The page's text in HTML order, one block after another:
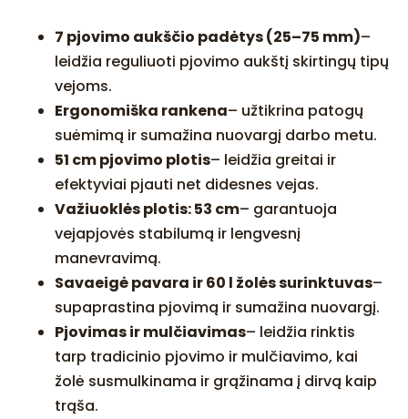
7 pjovimo aukščio padėtys (25–75 mm)–
leidžia reguliuoti pjovimo aukštį skirtingų tipų
vejoms.
Ergonomiška rankena– užtikrina patogų
suėmimą ir sumažina nuovargį darbo metu.
51 cm pjovimo plotis– leidžia greitai ir
efektyviai pjauti net didesnes vejas.
Važiuoklės plotis: 53 cm– garantuoja
vejapjovės stabilumą ir lengvesnį
manevravimą.
Savaeigė pavara ir 60 l žolės surinktuvas–
supaprastina pjovimą ir sumažina nuovargį.
Pjovimas ir mulčiavimas– leidžia rinktis
tarp tradicinio pjovimo ir mulčiavimo, kai
žolė susmulkinama ir grąžinama į dirvą kaip
trąša.